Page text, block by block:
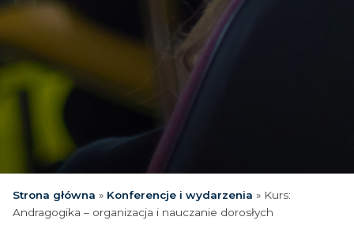
Strona główna » Konferencje i wydarzenia » Kurs:
Andragogika – organizacja i nauczanie dorosłych